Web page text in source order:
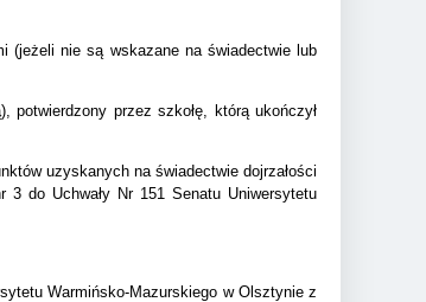
(jeżeli nie są wskazane na świadectwie lub
przez szkołę, którą ukończył
uzyskanych na świadectwie dojrzałości
do Uchwały Nr 151 Senatu Uniwersytetu
Warmińsko-Mazurskiego w Olsztynie z